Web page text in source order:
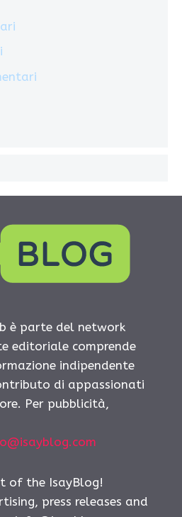
è parte del network
editoriale comprende
indipendente
di appassionati
Per pubblicità,
of the IsayBlog!
press releases and